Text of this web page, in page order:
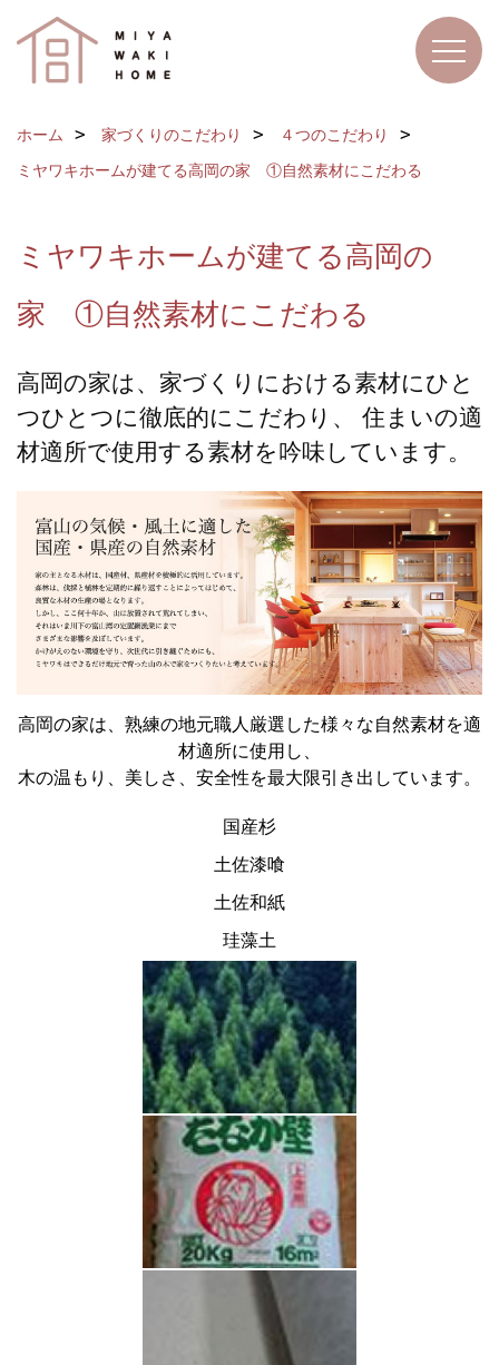
ホーム 家づくりのこだわり
４つのこだわり
ミヤワキホームが建てる高岡の家 ①自然素材にこだわる
ミヤワキホームが建てる高岡の
家 ①自然素材にこだわる
高岡の家は、家づくりにおける素材にひと
つひとつに徹底的にこだわり、 住まいの適
材適所で使用する素材を吟味しています。
高岡の家は、熟練の地元職人厳選した様々な自然素材を適
材適所に使用し、
木の温もり、美しさ、安全性を最大限引き出しています。
国産杉
土佐漆喰
土佐和紙
珪藻土